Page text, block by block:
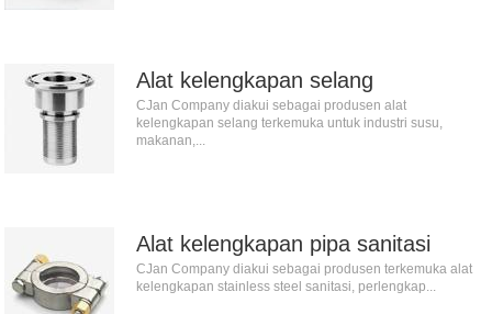
Alat kelengkapan selang
CJan Company diakui sebagai produsen alat
kelengkapan selang terkemuka untuk industri susu,
makanan,...
Alat kelengkapan pipa sanitasi
CJan Company diakui sebagai produsen terkemuka alat
kelengkapan stainless steel sanitasi, perlengkap...